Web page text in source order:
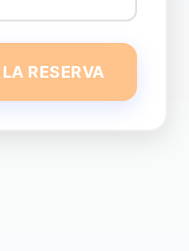
RESERVA